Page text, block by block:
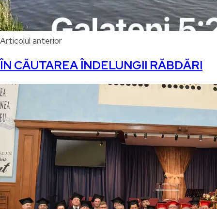
Articolul anterior
ÎN CĂUTAREA ÎNDELUNGII RĂBDĂRI